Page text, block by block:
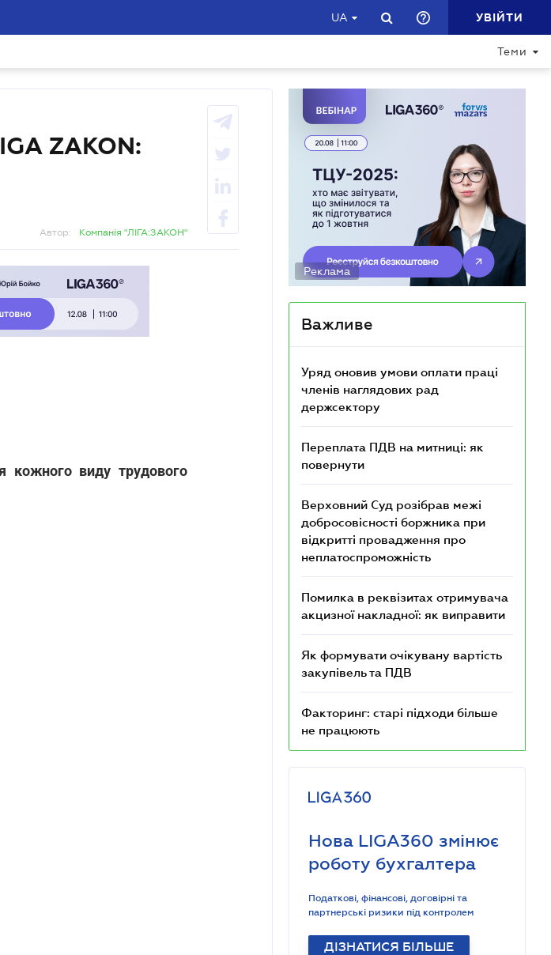
UA УВІЙТИ
Теми
ZAKON:
Автор: Компанія "ЛІГА:ЗАКОН"
кожного виду трудового
Реклама
Важливе
Уряд оновив умови оплати праці
членів наглядових рад
держсектору
Переплата ПДВ на митниці: як
повернути
Верховний Суд розібрав межі
добросовісності боржника при
відкритті провадження про
неплатоспроможність
Помилка в реквізитах отримувача
акцизної накладної: як виправити
Як формувати очікувану вартість
закупівель та ПДВ
Факторинг: старі підходи більше
не працюють
Нова LIGA360 змінює
роботу бухгалтера
Податкові, фінансові, договірні та
партнерські ризики під контролем
ДІЗНАТИСЯ БІЛЬШЕ